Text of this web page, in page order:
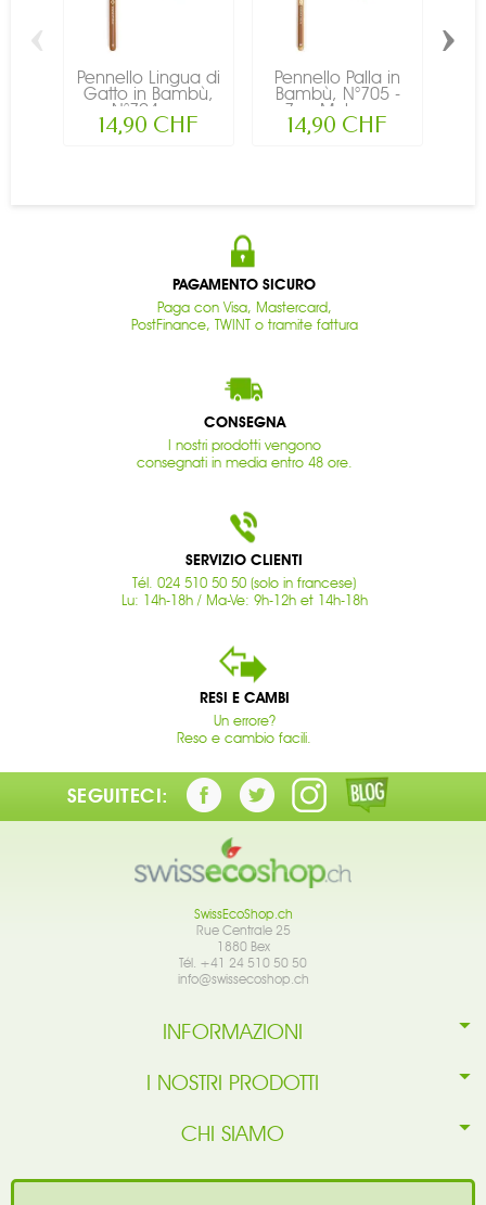
Pennello Lingua di
Gatto in Bambù,
N°704 -...
14,90 CHF
Pennello Palla in
Bambù, N°705 -
Zao Make-up
14,90 CHF
‹ ›
PAGAMENTO SICURO
Paga con Visa, Mastercard,
PostFinance, TWINT o tramite fattura
CONSEGNA
I nostri prodotti vengono
consegnati in media entro 48 ore.
SERVIZIO CLIENTI
Tél. 024 510 50 50 (solo in francese)
Lu: 14h-18h / Ma-Ve: 9h-12h et 14h-18h
RESI E CAMBI
Un errore?
Reso e cambio facili.
SEGUITECI:
SwissEcoShop.ch
Rue Centrale 25
1880 Bex
Tél. +41 24 510 50 50
info@swissecoshop.ch
INFORMAZIONI
I NOSTRI PRODOTTI
CHI SIAMO